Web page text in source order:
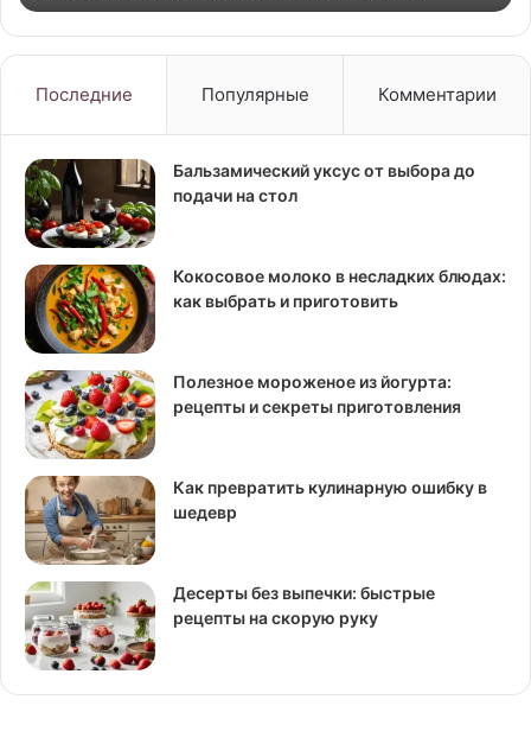
Последние Популярные Комментарии
Бальзамический уксус от выбора до
подачи на стол
Кокосовое молоко в несладких блюдах:
как выбрать и приготовить
Полезное мороженое из йогурта:
рецепты и секреты приготовления
Как превратить кулинарную ошибку в
шедевр
Десерты без выпечки: быстрые
рецепты на скорую руку